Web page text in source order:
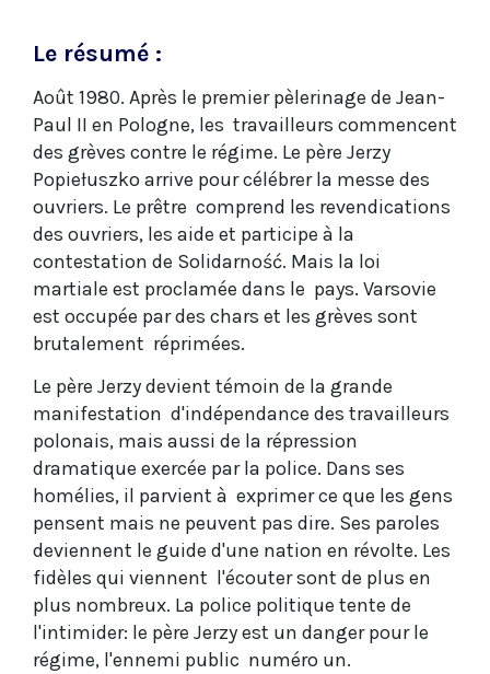
Le résumé :
Août 1980. Après le premier pèlerinage de Jean-
Paul II en Pologne, les travailleurs commencent
des grèves contre le régime. Le père Jerzy
Popiełuszko arrive pour célébrer la messe des
ouvriers. Le prêtre comprend les revendications
des ouvriers, les aide et participe à la
contestation de Solidarność. Mais la loi
martiale est proclamée dans le pays. Varsovie
est occupée par des chars et les grèves sont
brutalement réprimées.
Le père Jerzy devient témoin de la grande
manifestation d'indépendance des travailleurs
polonais, mais aussi de la répression
dramatique exercée par la police. Dans ses
homélies, il parvient à exprimer ce que les gens
pensent mais ne peuvent pas dire. Ses paroles
deviennent le guide d'une nation en révolte. Les
fidèles qui viennent l'écouter sont de plus en
plus nombreux. La police politique tente de
l'intimider: le père Jerzy est un danger pour le
régime, l'ennemi public numéro un.